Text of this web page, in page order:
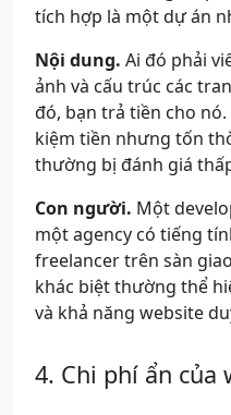
tích hợp là một dự án
Nội dung. Ai đó phải
ảnh và cấu trúc các
đó, bạn trả tiền cho
kiệm tiền nhưng tốn
thường bị đánh giá
Con người. Một
một agency có tiếng
freelancer trên sàn
khác biệt thường thể
và khả năng website
Chi phí ẩn của